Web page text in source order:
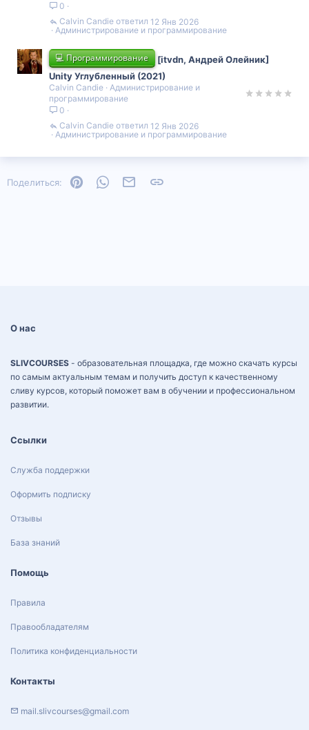
0
Администрирование и программирование
12 Янв 2026
Calvin Candie
💻 Программирование
[itvdn, Андрей Олейник]
Unity Углубленный (2021)
Calvin Candie
Администрирование и
программирование
0
Администрирование и программирование
12 Янв 2026
Calvin Candie
Поделиться: PinterestWhatsAppЭлектронная почта
О нас
SLIVCOURSES - образовательная площадка, где можно скачать курсы
по самым актуальным темам и получить доступ к качественному
сливу курсов, который поможет вам в обучении и профессиональном
развитии.
Ссылки
Служба поддержки
Оформить подписку
Отзывы
База знаний
Помощь
Правила
Правообладателям
Политика конфиденциальности
Контакты
mail.slivcourses@gmail.com